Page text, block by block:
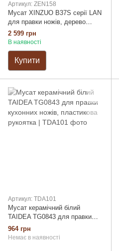
Артикул: ZEN158
Мусат XINZUO B37S серії LAN
для правки ножів, дерево
пакка (ZEN158)
2 599 грн
В наявності
Купити
Артикул: TDA101
Мусат керамічний білий
TAIDEA TG0843 для правки
кухонних ножів, пластикова
рукоятка
964 грн
Немає в наявності